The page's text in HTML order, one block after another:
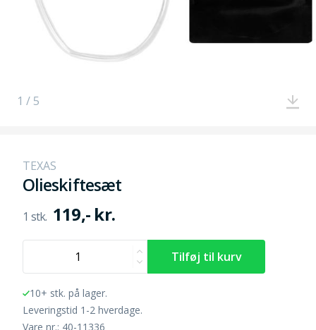
1 / 5
TEXAS
Olieskiftesæt
119,- kr.
10+ stk. på lager.
Leveringstid 1-2 hverdage.
Vare nr.: 40-11336